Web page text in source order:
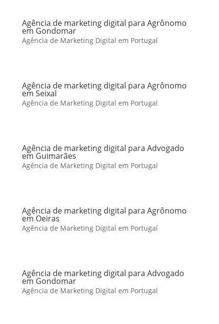
Agência de marketing digital para Agrônomo
em Gondomar
Agência de Marketing Digital em Portugal
Agência de marketing digital para Agrônomo
em Seixal
Agência de Marketing Digital em Portugal
Agência de marketing digital para Advogado
em Guimarães
Agência de Marketing Digital em Portugal
Agência de marketing digital para Agrônomo
em Oeiras
Agência de Marketing Digital em Portugal
Agência de marketing digital para Advogado
em Gondomar
Agência de Marketing Digital em Portugal